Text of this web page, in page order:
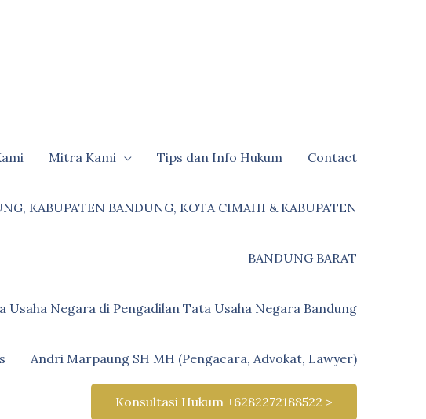
Mitra Kami Tips dan Info Hukum Contact
KABUPATEN BANDUNG, KOTA CIMAHI & KABUPATEN
BANDUNG BARAT
Negara di Pengadilan Tata Usaha Negara Bandung
Andri Marpaung SH MH (Pengacara, Advokat, Lawyer)
Konsultasi Hukum +6282272188522 >